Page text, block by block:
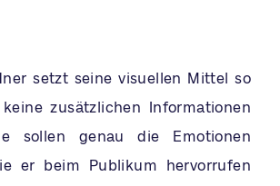
setzt seine visuellen Mittel so
zusätzlichen Informationen
sollen genau die Emotionen
er beim Publikum hervorrufen